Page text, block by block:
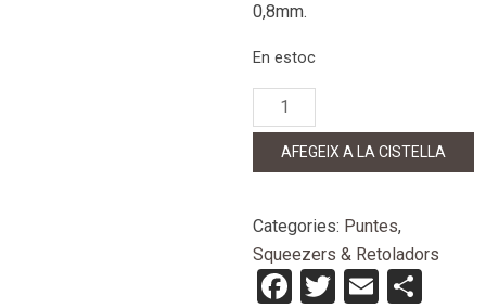
0,8mm.
En estoc
quantitat
de
Punta
Rotulador
Based
0,8mm
AFEGEIX A LA CISTELLA
Categories: Puntes,
Squeezers & Retoladors
Facebook
Twitter
Email